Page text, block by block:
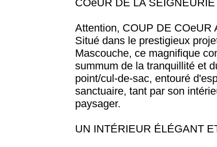
COeUR DE LA
Attention, COUP DE COeUR
Situé dans le prestigieux
Mascouche, ce magnifique
summum de la tranquillité et
point/cul-de-sac, entouré
sanctuaire, tant par son
paysager.
UN INTÉRIEUR ÉLÉGANT